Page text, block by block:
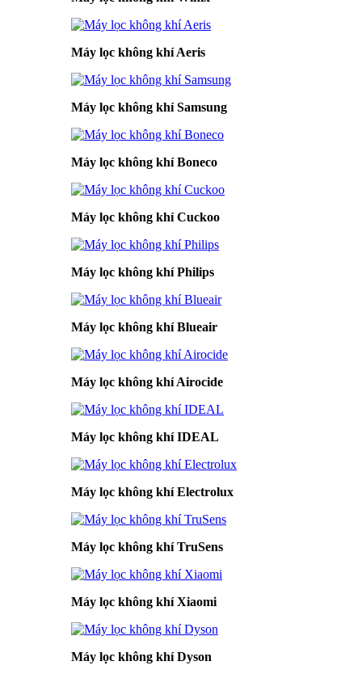
Máy lọc không khí Aeris
Máy lọc không khí Samsung
Máy lọc không khí Boneco
Máy lọc không khí Cuckoo
Máy lọc không khí Philips
Máy lọc không khí Blueair
Máy lọc không khí Airocide
Máy lọc không khí IDEAL
Máy lọc không khí Electrolux
Máy lọc không khí TruSens
Máy lọc không khí Xiaomi
Máy lọc không khí Dyson